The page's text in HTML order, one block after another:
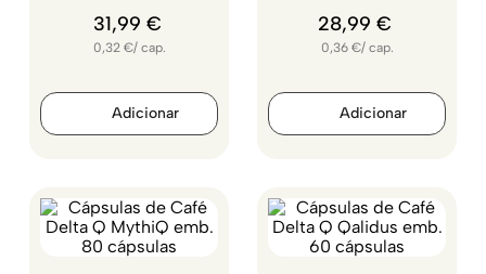
31,99 €
0,32 €/ cap.
28,99 €
0,36 €/ cap.